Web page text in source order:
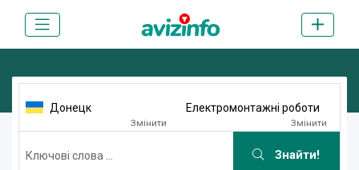
Донецк
Змінити
Електромонтажні роботи
Змінити
Знайти!